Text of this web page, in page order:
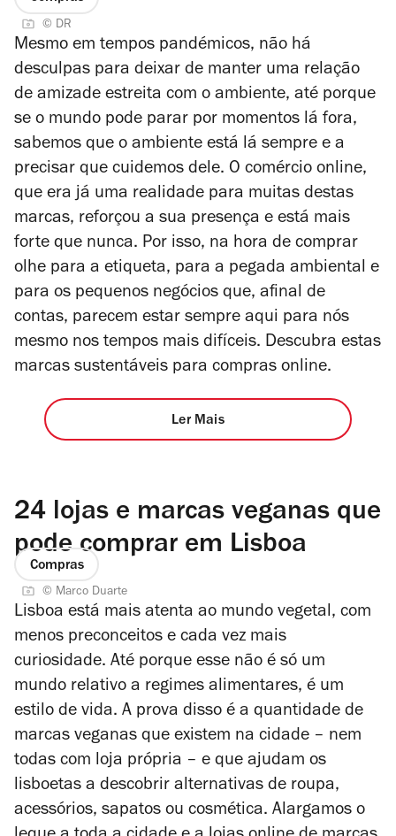
© DR
Mesmo em tempos pandémicos, não há
desculpas para deixar de manter uma relação
de amizade estreita com o ambiente, até porque
se o mundo pode parar por momentos lá fora,
sabemos que o ambiente está lá sempre e a
precisar que cuidemos dele. O comércio online,
que era já uma realidade para muitas destas
marcas, reforçou a sua presença e está mais
forte que nunca. Por isso, na hora de comprar
olhe para a etiqueta, para a pegada ambiental e
para os pequenos negócios que, afinal de
contas, parecem estar sempre aqui para nós
mesmo nos tempos mais difíceis. Descubra estas
marcas sustentáveis para compras online.
Ler Mais
24 lojas e marcas veganas que
pode comprar em Lisboa
Compras
© Marco Duarte
Lisboa está mais atenta ao mundo vegetal, com
menos preconceitos e cada vez mais
curiosidade. Até porque esse não é só um
mundo relativo a regimes alimentares, é um
estilo de vida. A prova disso é a quantidade de
marcas veganas que existem na cidade – nem
todas com loja própria – e que ajudam os
lisboetas a descobrir alternativas de roupa,
acessórios, sapatos ou cosmética. Alargamos o